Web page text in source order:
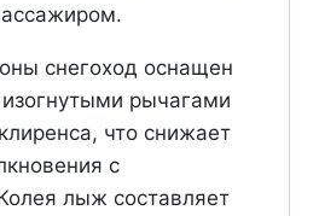
снегоход оснащен
рычагами
что снижает
с
лыж составляет